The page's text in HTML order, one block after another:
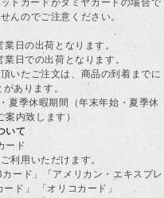
んのでご注意ください。
日の出荷となります。
日での出荷となります。
いたご注文は、商品の到着までに
あります。
夏季休暇期間（年末年始・夏季休
内致します）
いて
ード
利用いただけます。
ード」「アメリカン・エキスプレ
ド」 「オリコカード」